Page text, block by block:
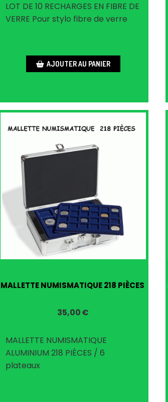
LOT DE 10 RECHARGES EN FIBRE DE
VERRE Pour stylo fibre de verre
AJOUTER AU PANIER
MALLETTE NUMISMATIQUE 218 PIÈCES
35,00€
MALLETTE NUMISMATIQUE
ALUMINIUM 218 PIÈCES / 6
plateaux